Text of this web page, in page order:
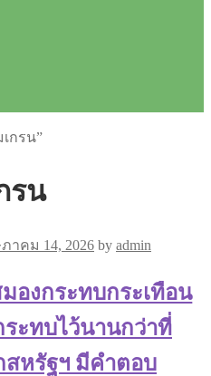
กรน”
รน
าคม 14, 2026 by admin
องกระทบกระเทือน
ระทบไว้นานกว่าที่
สหรัฐฯ มีคำตอบ